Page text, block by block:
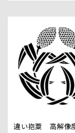
違い抱粟 高解像